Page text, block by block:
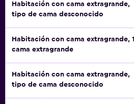
Habitación con cama extragrande,
tipo de cama desconocido
Habitación con cama extragrande, 1
cama extragrande
Habitación con cama extragrande,
tipo de cama desconocido